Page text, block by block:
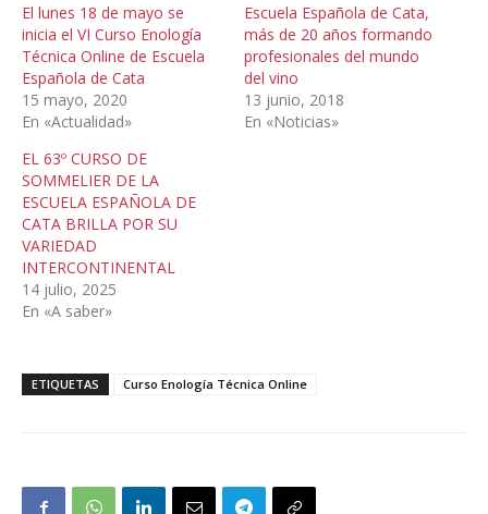
El lunes 18 de mayo se
inicia el VI Curso Enología
Técnica Online de Escuela
Española de Cata
15 mayo, 2020
En «Actualidad»
Escuela Española de Cata,
más de 20 años formando
profesionales del mundo
del vino
13 junio, 2018
En «Noticias»
EL 63º CURSO DE
SOMMELIER DE LA
ESCUELA ESPAÑOLA DE
CATA BRILLA POR SU
VARIEDAD
INTERCONTINENTAL
14 julio, 2025
En «A saber»
ETIQUETAS Curso Enología Técnica Online